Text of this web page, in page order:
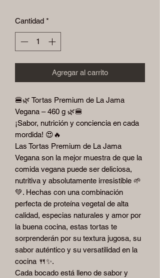
Cantidad *
Agregar al carrito
🍔🌿 Tortas Premium de La Jama
Vegana – 460 g 🌿🍔
¡Sabor, nutrición y conciencia en cada
mordida! 😍🔥
Las Tortas Premium de La Jama
Vegana son la mejor muestra de que la
comida vegana puede ser deliciosa,
nutritiva y absolutamente irresistible 🌱
💚. Hechas con una combinación
perfecta de proteína vegetal de alta
calidad, especias naturales y amor por
la buena cocina, estas tortas te
sorprenderán por su textura jugosa, su
sabor auténtico y su versatilidad en la
cocina 🍴✨.
Cada bocado está lleno de sabor y